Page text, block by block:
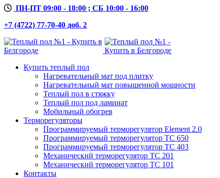
ПН-ПТ 09:00 - 18:00 ; СБ 10:00 - 16:00
+7 (4722) 77-70-40 доб. 2
Купить теплый пол
Нагревательный мат под плитку
Нагревательный мат повышенной мощности
Теплый пол в стяжку
Теплый пол под ламинат
Мобильный обогрев
Терморегуляторы
Программируемый терморегулятор Element 2.0
Программируемый терморегулятор ТС 650
Программируемый терморегулятор ТС 403
Механический терморегулятор ТС 201
Механический терморегулятор ТС 101
Контакты